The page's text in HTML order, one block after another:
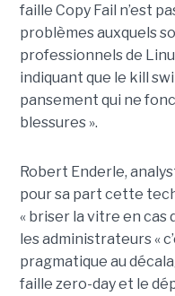
faille Copy Fail n’est
problèmes auxquels
professionnels de
indiquant que le kill
pansement qui ne
blessures ».
Robert Enderle,
pour sa part cette
« briser la vitre en cas
les administrateurs «
pragmatique au
faille zero-day et le